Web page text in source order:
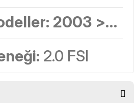
2003 >…
2.0 FSI